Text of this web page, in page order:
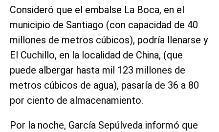
Consideró que el embalse La Boca, en el
municipio de Santiago (con capacidad de 40
millones de metros cúbicos), podría llenarse y
El Cuchillo, en la localidad de China, (que
puede albergar hasta mil 123 millones de
metros cúbicos de agua), pasaría de 36 a 80
por ciento de almacenamiento.
Por la noche, García Sepúlveda informó que